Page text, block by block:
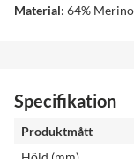
Material: 64%
Specifikation
Produktmått